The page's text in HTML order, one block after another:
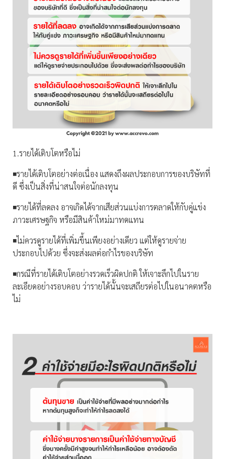
1.รายได้เติบโตหรือไม่
◾️รายได้เติบโตอย่างต่อเนื่อง แสดงถึงผลประกอบการของบริษัทที่
ดี ซึ่งเป็นสิ่งที่น่าสนใจต่อนักลงทุน
◾️รายได้ที่ลดลง อาจเกิดได้จากเสียส่วนแบ่งการตลาดให้กับคู่แข่ง
ภาวะเศรษฐกิจ หรือมีสินค้าใหม่มาทดแทน
◾️ไม่ควรดูรายได้ที่เพิ่มขึ้นเพียงอย่างเดียว แต่ให้ดูรายจ่าย
ประกอบไปด้วย ซึ่งจะส่งผลต่อกำไรของบริษัท
◾️กรณีที่รายได้เติบโตอย่างรวดเร็วผิดปกติ ให้เจาะลึกไปในราย
ละเอียดอย่างรอบคอบ ว่ารายได้นั้นจะเสถียรต่อไปในอนาคตหรือ
ไม่